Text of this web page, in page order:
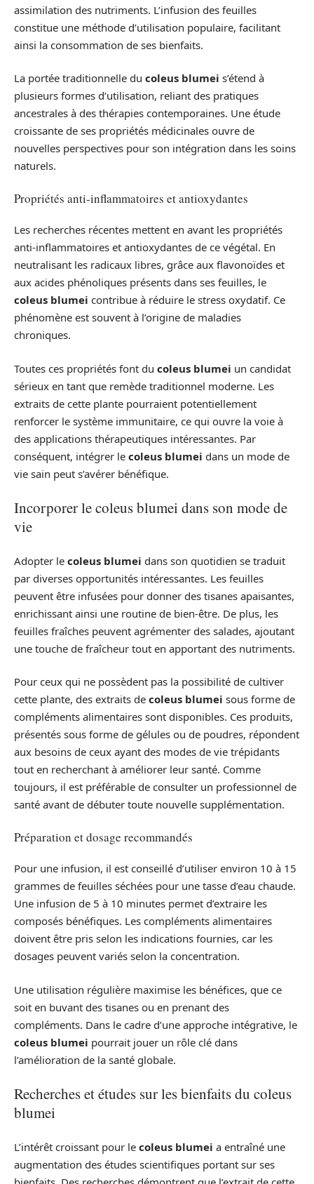
assimilation des nutriments. L’infusion des feuilles
constitue une méthode d’utilisation populaire, facilitant
ainsi la consommation de ses bienfaits.
La portée traditionnelle du coleus blumei s’étend à
plusieurs formes d’utilisation, reliant des pratiques
ancestrales à des thérapies contemporaines. Une étude
croissante de ses propriétés médicinales ouvre de
nouvelles perspectives pour son intégration dans les soins
naturels.
Propriétés anti-inflammatoires et antioxydantes
Les recherches récentes mettent en avant les propriétés
anti-inflammatoires et antioxydantes de ce végétal. En
neutralisant les radicaux libres, grâce aux flavonoïdes et
aux acides phénoliques présents dans ses feuilles, le
coleus blumei contribue à réduire le stress oxydatif. Ce
phénomène est souvent à l’origine de maladies
chroniques.
Toutes ces propriétés font du coleus blumei un candidat
sérieux en tant que remède traditionnel moderne. Les
extraits de cette plante pourraient potentiellement
renforcer le système immunitaire, ce qui ouvre la voie à
des applications thérapeutiques intéressantes. Par
conséquent, intégrer le coleus blumei dans un mode de
vie sain peut s’avérer bénéfique.
Incorporer le coleus blumei dans son mode de
vie
Adopter le coleus blumei dans son quotidien se traduit
par diverses opportunités intéressantes. Les feuilles
peuvent être infusées pour donner des tisanes apaisantes,
enrichissant ainsi une routine de bien-être. De plus, les
feuilles fraîches peuvent agrémenter des salades, ajoutant
une touche de fraîcheur tout en apportant des nutriments.
Pour ceux qui ne possèdent pas la possibilité de cultiver
cette plante, des extraits de coleus blumei sous forme de
compléments alimentaires sont disponibles. Ces produits,
présentés sous forme de gélules ou de poudres, répondent
aux besoins de ceux ayant des modes de vie trépidants
tout en recherchant à améliorer leur santé. Comme
toujours, il est préférable de consulter un professionnel de
santé avant de débuter toute nouvelle supplémentation.
Préparation et dosage recommandés
Pour une infusion, il est conseillé d’utiliser environ 10 à 15
grammes de feuilles séchées pour une tasse d’eau chaude.
Une infusion de 5 à 10 minutes permet d’extraire les
composés bénéfiques. Les compléments alimentaires
doivent être pris selon les indications fournies, car les
dosages peuvent variés selon la concentration.
Une utilisation régulière maximise les bénéfices, que ce
soit en buvant des tisanes ou en prenant des
compléments. Dans le cadre d’une approche intégrative, le
coleus blumei pourrait jouer un rôle clé dans
l’amélioration de la santé globale.
Recherches et études sur les bienfaits du coleus
blumei
L’intérêt croissant pour le coleus blumei a entraîné une
augmentation des études scientifiques portant sur ses